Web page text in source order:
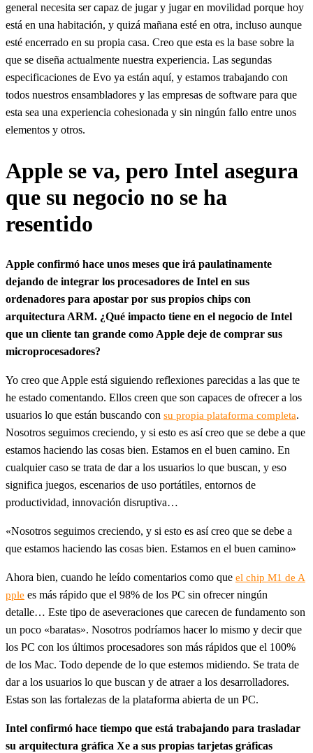
general necesita ser capaz de jugar y jugar en movilidad porque hoy
está en una habitación, y quizá mañana esté en otra, incluso aunque
esté encerrado en su propia casa. Creo que esta es la base sobre la
que se diseña actualmente nuestra experiencia. Las segundas
especificaciones de Evo ya están aquí, y estamos trabajando con
todos nuestros ensambladores y las empresas de software para que
esta sea una experiencia cohesionada y sin ningún fallo entre unos
elementos y otros.
Apple se va, pero Intel asegura
que su negocio no se ha
resentido
Apple confirmó hace unos meses que irá paulatinamente
dejando de integrar los procesadores de Intel en sus
ordenadores para apostar por sus propios chips con
arquitectura ARM. ¿Qué impacto tiene en el negocio de Intel
que un cliente tan grande como Apple deje de comprar sus
microprocesadores?
Yo creo que Apple está siguiendo reflexiones parecidas a las que te
he estado comentando. Ellos creen que son capaces de ofrecer a los
usuarios lo que están buscando con su propia plataforma completa.
Nosotros seguimos creciendo, y si esto es así creo que se debe a que
estamos haciendo las cosas bien. Estamos en el buen camino. En
cualquier caso se trata de dar a los usuarios lo que buscan, y eso
significa juegos, escenarios de uso portátiles, entornos de
productividad, innovación disruptiva…
«Nosotros seguimos creciendo, y si esto es así creo que se debe a
que estamos haciendo las cosas bien. Estamos en el buen camino»
Ahora bien, cuando he leído comentarios como que el chip M1 de A
pple es más rápido que el 98% de los PC sin ofrecer ningún
detalle… Este tipo de aseveraciones que carecen de fundamento son
un poco «baratas». Nosotros podríamos hacer lo mismo y decir que
los PC con los últimos procesadores son más rápidos que el 100%
de los Mac. Todo depende de lo que estemos midiendo. Se trata de
dar a los usuarios lo que buscan y de atraer a los desarrolladores.
Estas son las fortalezas de la plataforma abierta de un PC.
Intel confirmó hace tiempo que está trabajando para trasladar
su arquitectura gráfica Xe a sus propias tarjetas gráficas